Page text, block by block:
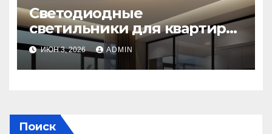
Светодиодные
светильники для квартиры:
как выбрать, виды,
установка и экономия
ИЮН 3, 2026 ADMIN
Поиск